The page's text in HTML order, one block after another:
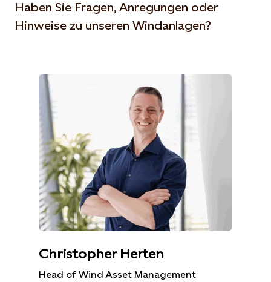
Haben Sie Fragen, Anregungen oder
Hinweise zu unseren Windanlagen?
Christopher Herten
Head of Wind Asset Management